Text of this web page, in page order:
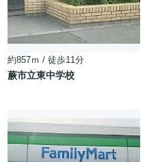
約857ｍ / 徒歩11分
蕨市立東中学校